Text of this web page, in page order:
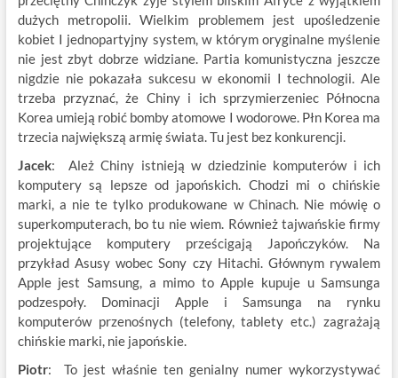
dużych metropolii. Wielkim problemem jest upośledzenie
kobiet I jednopartyjny system, w którym oryginalne myślenie
nie jest zbyt dobrze widziane. Partia komunistyczna jeszcze
nigdzie nie pokazała sukcesu w ekonomii I technologii. Ale
trzeba przyznać, że Chiny i ich sprzymierzeniec Północna
Korea umieją robić bomby atomowe I wodorowe. Płn Korea ma
trzecia największą armię świata. Tu jest bez konkurencji.
Jacek: Ależ Chiny istnieją w dziedzinie komputerów i ich
komputery są lepsze od japońskich. Chodzi mi o chińskie
marki, a nie te tylko produkowane w Chinach. Nie mówię o
superkomputerach, bo tu nie wiem. Również tajwańskie firmy
projektujące komputery prześcigają Japończyków. Na
przykład Asusy wobec Sony czy Hitachi. Głównym rywalem
Apple jest Samsung, a mimo to Apple kupuje u Samsunga
podzespoły. Dominacji Apple i Samsunga na rynku
komputerów przenośnych (telefony, tablety etc.) zagrażają
chińskie marki, nie japońskie.
Piotr: To jest właśnie ten genialny numer wykorzystywać